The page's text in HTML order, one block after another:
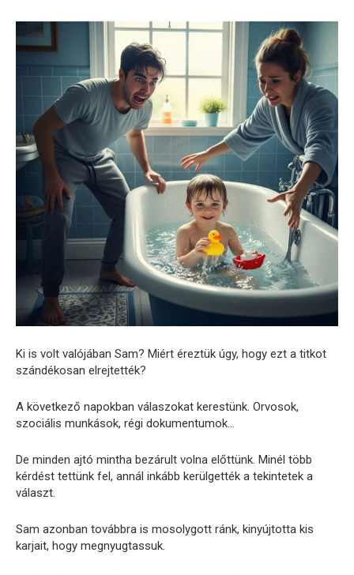
Ki is volt valójában Sam? Miért éreztük úgy, hogy ezt a titkot
szándékosan elrejtették?
A következő napokban válaszokat kerestünk. Orvosok,
szociális munkások, régi dokumentumok…
De minden ajtó mintha bezárult volna előttünk. Minél több
kérdést tettünk fel, annál inkább kerülgették a tekintetek a
választ.
Sam azonban továbbra is mosolygott ránk, kinyújtotta kis
karjait, hogy megnyugtassuk.